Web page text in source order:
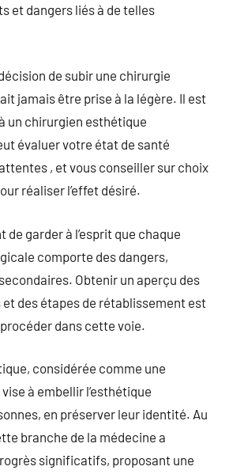
et dangers liés à de telles
de subir une chirurgie
jamais être prise à la légère. Il est
un chirurgien esthétique
évaluer votre état de santé
, et vous conseiller sur choix
réaliser l’effet désiré.
de garder à l’esprit que chaque
comporte des dangers,
Obtenir un aperçu des
des étapes de rétablissement est
dans cette voie.
considérée comme une
à embellir l’esthétique
en préserver leur identité. Au
branche de la médecine a
significatifs, proposant une